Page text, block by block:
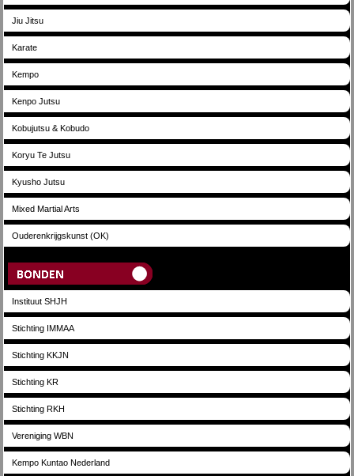
Jiu Jitsu
Karate
Kempo
Kenpo Jutsu
Kobujutsu & Kobudo
Koryu Te Jutsu
Kyusho Jutsu
Mixed Martial Arts
Ouderenkrijgskunst (OK)
Instituut SHJH
Stichting IMMAA
Stichting KKJN
Stichting KR
Stichting RKH
Vereniging WBN
Kempo Kuntao Nederland